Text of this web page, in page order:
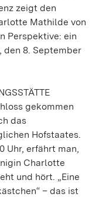
zeigt den
Mathilde von
Perspektive: ein
den 8. September
gekommen
das
Hofstaates.
Uhr, erfährt man,
Charlotte
und hört. „Eine
– das ist